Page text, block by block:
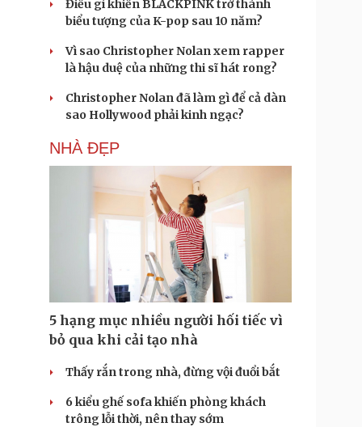
Điều gì khiến BLACKPINK trở thành
biểu tượng của K-pop sau 10 năm?
Vì sao Christopher Nolan xem rapper
là hậu duệ của những thi sĩ hát rong?
Christopher Nolan đã làm gì để cả dàn
sao Hollywood phải kinh ngạc?
NHÀ ĐẸP
5 hạng mục nhiều người hối tiếc vì
bỏ qua khi cải tạo nhà
Thấy rắn trong nhà, đừng vội đuổi bắt
6 kiểu ghế sofa khiến phòng khách
trông lỗi thời, nên thay sớm